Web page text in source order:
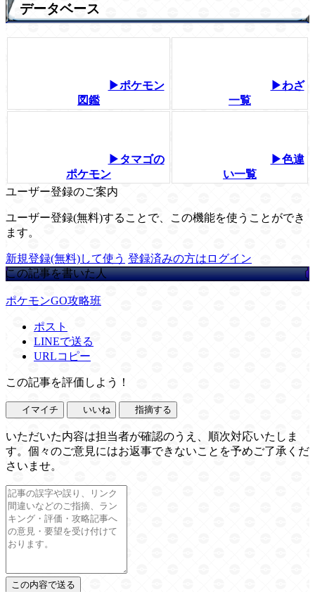
データベース
▶ポケモン
図鑑
▶わざ
一覧
▶タマゴの
ポケモン
▶色違
い一覧
ユーザー登録のご案内
ユーザー登録(無料)することで、この機能を使うことができ
ます。
新規登録(無料)して使う 登録済みの方はログイン
この記事を書いた人
ポケモンGO攻略班
ポスト
LINEで送る
URLコピー
この記事を評価しよう！
イマイチ いいね 指摘する
いただいた内容は担当者が確認のうえ、順次対応いたしま
す。個々のご意見にはお返事できないことを予めご了承くだ
さいませ。